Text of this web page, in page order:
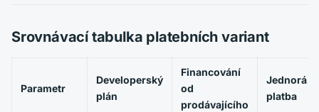
Srovnávací tabulka platebních variant
Parametr
Developerský
plán
Financování
od
prodávajícího
platba